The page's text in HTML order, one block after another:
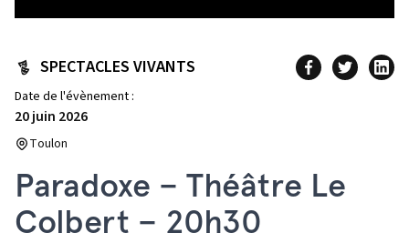
SPECTACLES VIVANTS
Date de l'évènement :
20 juin 2026
Toulon
Paradoxe – Théâtre Le
Colbert – 20h30